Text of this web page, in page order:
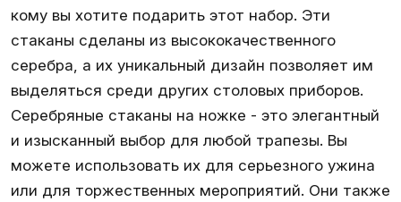
кому вы хотите подарить этот набор. Эти
стаканы сделаны из высококачественного
серебра, а их уникальный дизайн позволяет им
выделяться среди других столовых приборов.
Серебряные стаканы на ножке - это элегантный
и изысканный выбор для любой трапезы. Вы
можете использовать их для серьезного ужина
или для торжественных мероприятий. Они также